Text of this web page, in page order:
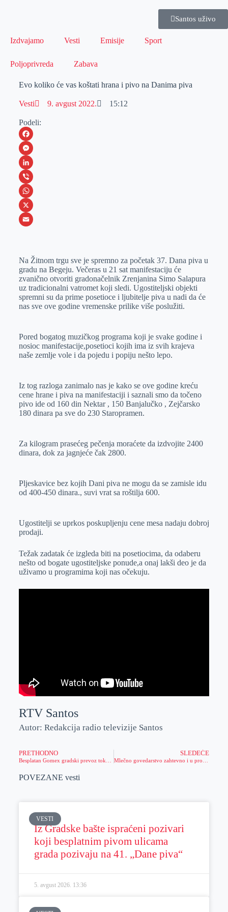
Santos uživo
Izdvajamo Vesti Emisije Sport
Poljoprivreda Zabava
Evo koliko će vas koštati hrana i pivo na Danima piva
Vesti 9. avgust 2022. 15:12
Podeli:
F
a
c
e
b
o
M
e
s
s
e
e
r
L
i
n
k
I
n
V
i
b
W
h
s
A
p
p
X
a
i
l
Na Žitnom trgu sve je spremno za početak 37. Dana piva u
gradu na Begeju. Večeras u 21 sat manifestaciju će
zvanično otvoriti gradonačelnik Zrenjanina Simo Salapura
uz tradicionalni vatromet koji sledi. Ugostiteljski objekti
spremni su da prime posetioce i ljubitelje piva u nadi da će
nas sve ove godine vremenske prilike više poslužiti.
Pored bogatog muzičkog programa koji je svake godine i
nosioc manifestacije,posetioci kojih ima iz svih krajeva
naše zemlje vole i da pojedu i popiju nešto lepo.
Iz tog razloga zanimalo nas je kako se ove godine kreću
cene hrane i piva na manifestaciji i saznali smo da točeno
pivo ide od 160 din Nektar , 150 Banjalučko , Zejčarsko
180 dinara pa sve do 230 Staropramen.
Za kilogram prasećeg pečenja moraćete da izdvojite 2400
dinara, dok za jagnjeće čak 2800.
Pljeskavice bez kojih Dani piva ne mogu da se zamisle idu
od 400-450 dinara., suvi vrat sa roštilja 600.
Ugostitelji se uprkos poskupljenju cene mesa nadaju dobroj
prodaji.
Težak zadatak će izgleda biti na posetiocima, da odaberu
nešto od bogate ugostiteljske ponude,a onaj lakši deo je da
uživamo u programima koji nas očekuju.
RTV Santos
Autor: Redakcija radio televizije Santos
PRETHODNO SLEDEĆE
POVEZANE vesti
VESTI
Iz Gradske bašte ispraćeni pozivari
koji besplatnim pivom ulicama
grada pozivaju na 41. „Dane piva“
5. avgust 2026. 13:36